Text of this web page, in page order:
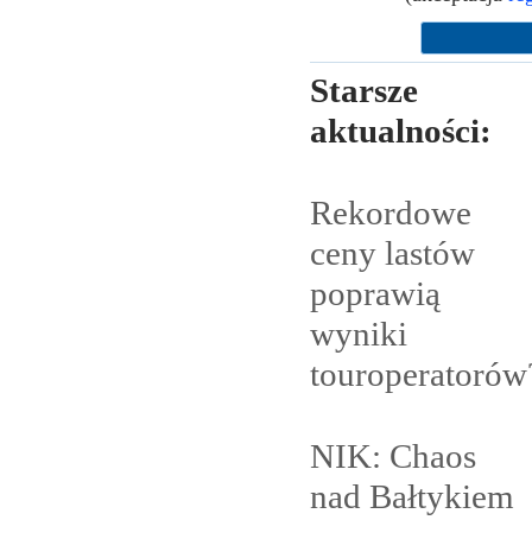
Starsze
aktualności:
Rekordowe
ceny lastów
poprawią
wyniki
NIK: Chaos
nad Bałtykiem